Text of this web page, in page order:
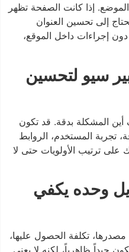
إذا كانت الصفحة تظهر
إلى تحسين العنوان
إجراءات داخل الموقع،
سيو لتحسين
المشكلة بدقة. قد تكون
تجربة المستخدم، الروابط
على ترتيب الأولويات حتى لا
وحده يكفي
تكلفة الحصول عليها،